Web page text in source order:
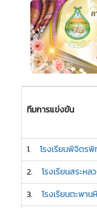
ทีมการแข่งขัน
1. โรงเรียนพิจิตร
2. โรงเรียนสระห
3. โรงเรียนตะพาน